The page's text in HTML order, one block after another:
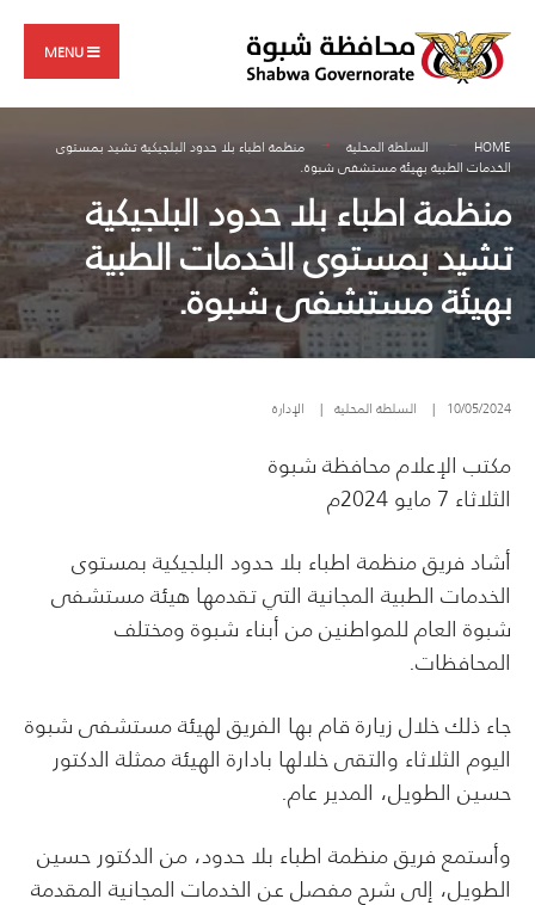
content
MENU
HOME السلطة المحلية
منظمة اطباء بلا حدود البلجيكية تشيد بمستوى
الخدمات الطبية بهيئة مستشفى شبوة.
منظمة اطباء بلا حدود البلجيكية
تشيد بمستوى الخدمات الطبية
بهيئة مستشفى شبوة.
10/05/2024
| السلطة المحلية | الإدارة
مكتب الإعلام محافظة شبوة
الثلاثاء 7 مايو 2024م
أشاد فريق منظمة اطباء بلا حدود البلجيكية بمستوى
الخدمات الطبية المجانية التي تقدمها هيئة مستشفى
شبوة العام للمواطنين من أبناء شبوة ومختلف
المحافظات.
جاء ذلك خلال زيارة قام بها الفريق لهيئة مستشفى شبوة
اليوم الثلاثاء والتقى خلالها بادارة الهيئة ممثلة الدكتور
حسين الطويل، المدير عام.
وأستمع فريق منظمة اطباء بلا حدود، من الدكتور حسين
الطويل، إلى شرح مفصل عن الخدمات المجانية المقدمة
for: